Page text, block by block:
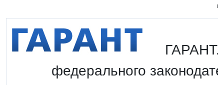
ГАРАНТ.
федерального